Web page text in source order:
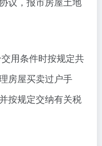
用条件时按规定共
房屋买卖过户手
按规定交纳有关税